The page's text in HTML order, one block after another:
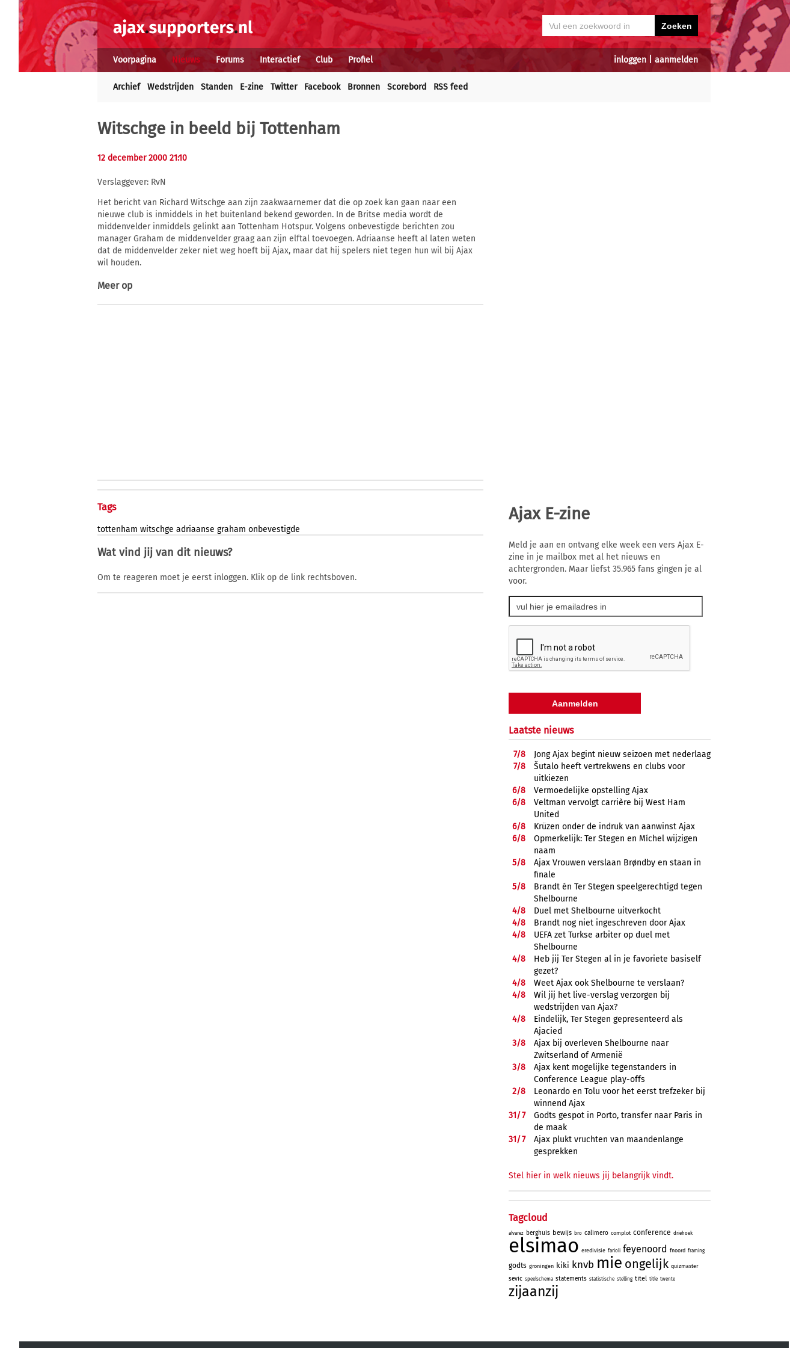
inloggen aanmelden
Voorpagina Nieuws Forums Interactief Club Profiel
Archief Wedstrijden Standen E-zine Twitter Facebook Bronnen Scorebord RSS feed
Witschge in beeld bij Tottenham
12 december 2000 21:10
Verslaggever: RvN
Het bericht van Richard Witschge aan zijn zaakwaarnemer dat die op zoek kan gaan naar een
nieuwe club is inmiddels in het buitenland bekend geworden. In de Britse media wordt de
middenvelder inmiddels gelinkt aan Tottenham Hotspur. Volgens onbevestigde berichten zou
manager Graham de middenvelder graag aan zijn elftal toevoegen. Adriaanse heeft al laten weten
dat de middenvelder zeker niet weg hoeft bij Ajax, maar dat hij spelers niet tegen hun wil bij Ajax
wil houden.
Meer op
Tags
tottenham witschge adriaanse graham onbevestigde
Wat vind jij van dit nieuws?
Om te reageren moet je eerst inloggen. Klik op de link rechtsboven.
Ajax E-zine
Meld je aan en ontvang elke week een vers Ajax E-
zine in je mailbox met al het nieuws en
achtergronden. Maar liefst 35.965 fans gingen je al
voor.
Laatste nieuws
7/8
Jong Ajax begint nieuw seizoen met nederlaag
7/8
Šutalo heeft vertrekwens en clubs voor
uitkiezen
6/8
Vermoedelijke opstelling Ajax
6/8
Veltman vervolgt carrière bij West Ham
United
6/8
Krüzen onder de indruk van aanwinst Ajax
6/8
Opmerkelijk: Ter Stegen en Míchel wijzigen
naam
5/8
Ajax Vrouwen verslaan Brøndby en staan in
finale
5/8
Brandt én Ter Stegen speelgerechtigd tegen
Shelbourne
4/8
Duel met Shelbourne uitverkocht
4/8
Brandt nog niet ingeschreven door Ajax
4/8
UEFA zet Turkse arbiter op duel met
Shelbourne
4/8
Heb jij Ter Stegen al in je favoriete basiself
gezet?
4/8
Weet Ajax ook Shelbourne te verslaan?
4/8
Wil jij het live-verslag verzorgen bij
wedstrijden van Ajax?
4/8
Eindelijk, Ter Stegen gepresenteerd als
Ajacied
3/8
Ajax bij overleven Shelbourne naar
Zwitserland of Armenië
3/8
Ajax kent mogelijke tegenstanders in
Conference League play-offs
2/8
Leonardo en Tolu voor het eerst trefzeker bij
winnend Ajax
31/7
Godts gespot in Porto, transfer naar Paris in
de maak
31/7
Ajax plukt vruchten van maandenlange
gesprekken
Stel hier in welk nieuws jij belangrijk vindt.
Tagcloud
alvarez berghuis bewijs bro calimero complot conference driehoek
elsimao eredivisie farioli feyenoord fnoord framing
godts groningen kiki knvb mie ongelijk quizmaster
sevic speelschema statements statistische stelling titel title twente
zijaanzij